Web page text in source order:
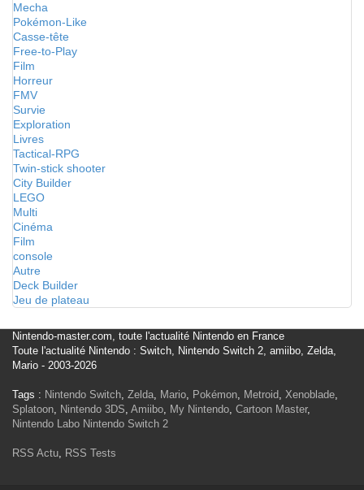
Mecha
Pokémon-Like
Casse-tête
Free-to-Play
Film
Horreur
FMV
Survie
Exploration
Livres
Tactical-RPG
Twin-stick shooter
City Builder
LEGO
Multi
Cinéma
Film
console
Autre
Deck Builder
Jeu de plateau
Nintendo-master.com, toute l'actualité Nintendo en France
Toute l'actualité Nintendo : Switch, Nintendo Switch 2, amiibo, Zelda,
Mario - 2003-2026
Tags : Nintendo Switch, Zelda, Mario, Pokémon, Metroid, Xenoblade,
Splatoon, Nintendo 3DS, Amiibo, My Nintendo, Cartoon Master,
Nintendo Labo Nintendo Switch 2
RSS Actu, RSS Tests